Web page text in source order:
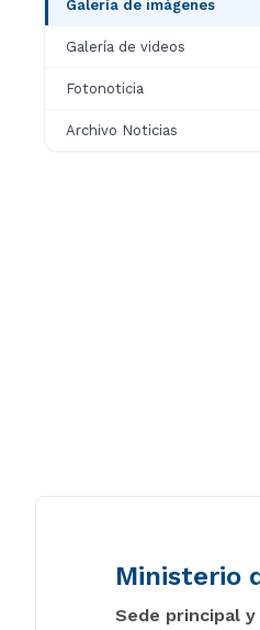
Galería de imágenes
Galería de videos
Fotonoticia
Archivo Noticias
Ministerio
Sede principal